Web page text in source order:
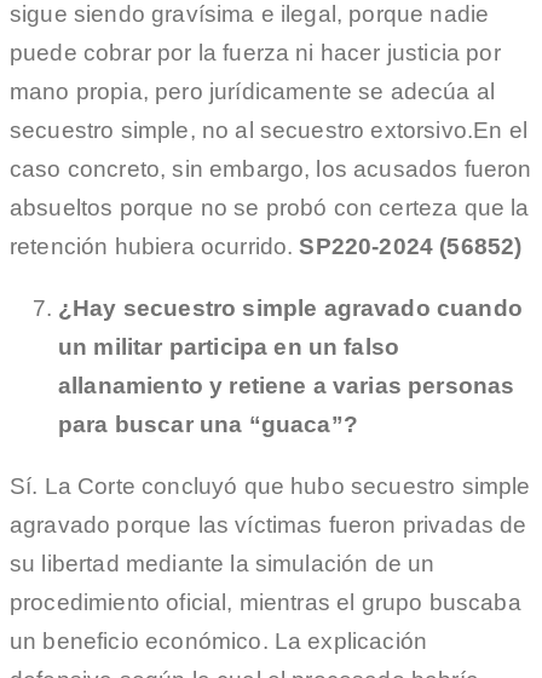
sigue siendo gravísima e ilegal, porque nadie
puede cobrar por la fuerza ni hacer justicia por
mano propia, pero jurídicamente se adecúa al
secuestro simple, no al secuestro extorsivo.En el
caso concreto, sin embargo, los acusados fueron
absueltos porque no se probó con certeza que la
retención hubiera ocurrido. SP220-2024 (56852)
¿Hay secuestro simple agravado cuando
un militar participa en un falso
allanamiento y retiene a varias personas
para buscar una “guaca”?
Sí. La Corte concluyó que hubo secuestro simple
agravado porque las víctimas fueron privadas de
su libertad mediante la simulación de un
procedimiento oficial, mientras el grupo buscaba
un beneficio económico. La explicación